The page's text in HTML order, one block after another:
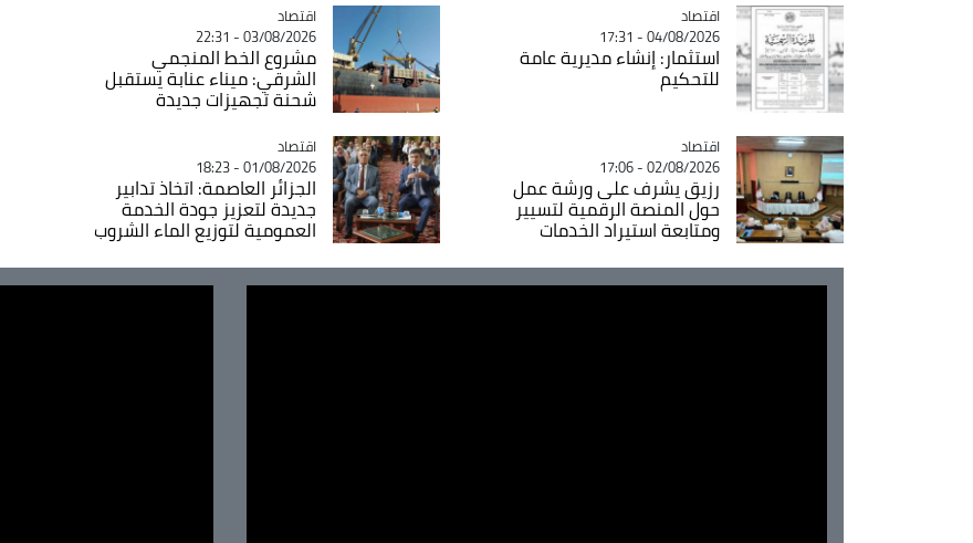
Catégorie
اقتصاد
04/08/2026 - 17:31
استثمار: إنشاء مديرية عامة
للتحكيم
Catégorie
اقتصاد
03/08/2026 - 22:31
مشروع الخط المنجمي
الشرقي: ميناء عنابة يستقبل
شحنة تجهيزات جديدة
Catégorie
اقتصاد
02/08/2026 - 17:06
رزيق يشرف على ورشة عمل
حول المنصة الرقمية لتسيير
ومتابعة استيراد الخدمات
Catégorie
اقتصاد
01/08/2026 - 18:23
الجزائر العاصمة: اتخاذ تدابير
جديدة لتعزيز جودة الخدمة
العمومية لتوزيع الماء الشروب